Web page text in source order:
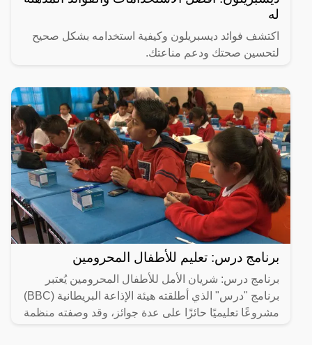
له
اكتشف فوائد ديسبريلون وكيفية استخدامه بشكل صحيح
لتحسين صحتك ودعم مناعتك.
برنامج درس: تعليم للأطفال المحرومين
برنامج درس: شريان الأمل للأطفال المحرومين يُعتبر
برنامج "درس" الذي أطلقته هيئة الإذاعة البريطانية (BBC)
مشروعًا تعليميًا حائزًا على عدة جوائز، وقد وصفته منظمة